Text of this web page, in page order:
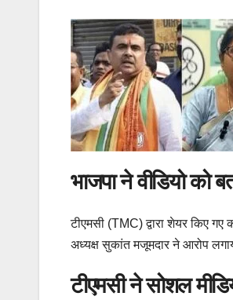
भाजपा ने वीडियो को
टीएमसी (TMC) द्वारा शेयर किए
अध्यक्ष सुकांत मजूमदार ने आरोप
टीएमसी ने सोशल